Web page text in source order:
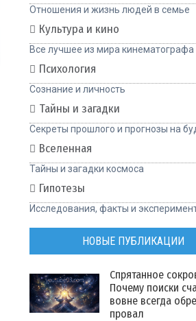
Отношения и жизнь людей в семье
Культура и кино
Все лучшее из мира кинематографа
Психология
Сознание и личность
Тайны и загадки
Секреты прошлого и прогнозы на
Вселенная
Тайны и загадки космоса
Гипотезы
Исследования, факты и
НОВЫЕ ПУБЛИКАЦИИ
Спрятанное
Почему поиски
вовне всегда
провал